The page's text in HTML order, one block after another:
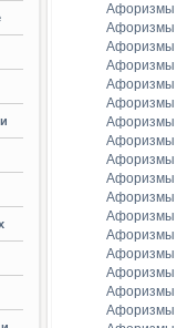
Афоризмы
Афоризмы
Афоризмы
Афоризмы
Афоризмы
Афоризмы
Афоризмы
Афоризмы
Афоризмы
Афоризмы
Афоризмы
Афоризмы
Афоризмы
Афоризмы
Афоризмы
Афоризмы
Афоризмы